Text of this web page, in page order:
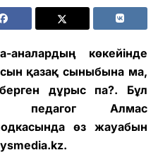
аналардың көкейінде
қазақ сыныбына ма,
дұрыс па?. Бұл
педагог Алмас
өз жауабын